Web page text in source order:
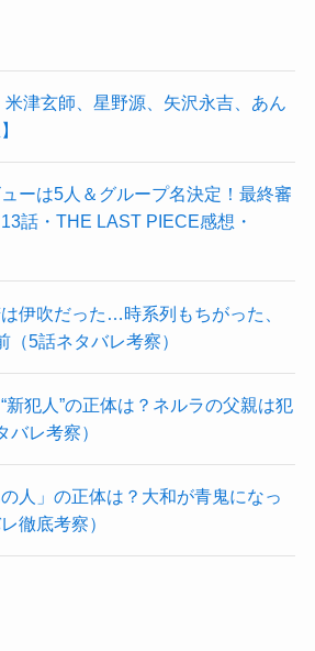
米津玄師、星野源、矢沢永吉、あん
ューは5人＆グループ名決定！最終審
話・THE LAST PIECE感想・
伊吹だった…時系列もちがった、
5話ネタバレ考察）
新犯人”の正体は？ネルラの父親は犯
バレ考察）
人」の正体は？大和が青鬼になっ
徹底考察）